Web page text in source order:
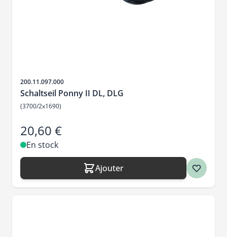
SKU
200.11.097.000
Schaltseil Ponny II DL, DLG
(3700/2x1690)
20,60 €
En stock
Ajouter